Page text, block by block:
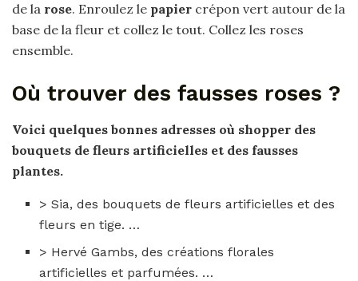
de la rose. Enroulez le papier crépon vert autour de la
base de la fleur et collez le tout. Collez les roses
ensemble.
Où trouver des fausses roses ?
Voici quelques bonnes adresses où shopper des
bouquets de fleurs artificielles et des fausses
plantes.
> Sia, des bouquets de fleurs artificielles et des
fleurs en tige. …
> Hervé Gambs, des créations florales
artificielles et parfumées. …